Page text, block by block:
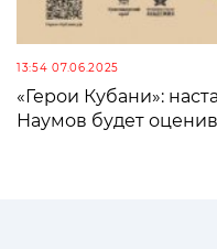
13:54 07.06.2025
«Герои Кубани»:
Наумов будет